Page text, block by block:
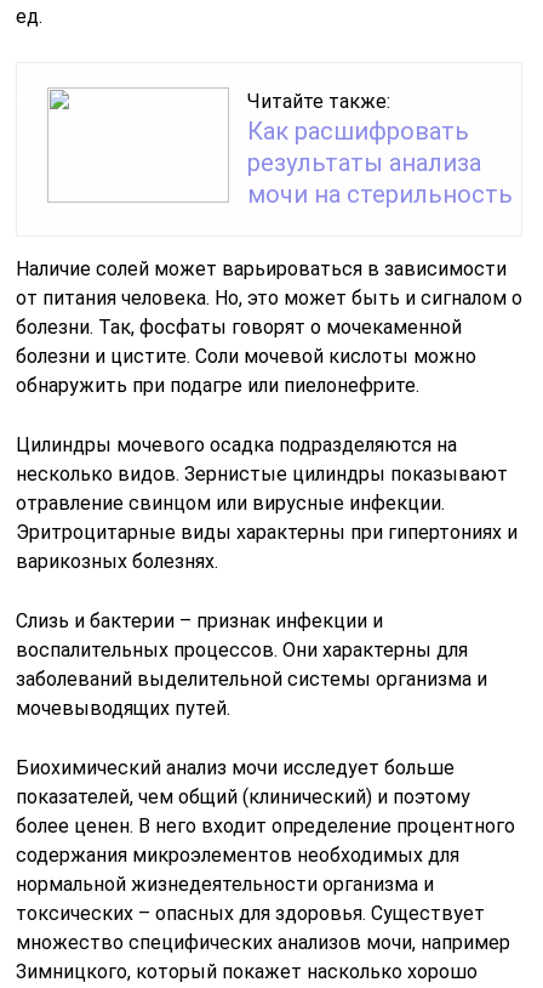
ед.
Читайте также:
Как расшифровать
результаты анализа
мочи на стерильность
Наличие солей может варьироваться в зависимости
от питания человека. Но, это может быть и сигналом о
болезни. Так, фосфаты говорят о мочекаменной
болезни и цистите. Соли мочевой кислоты можно
обнаружить при подагре или пиелонефрите.
Цилиндры мочевого осадка подразделяются на
несколько видов. Зернистые цилиндры показывают
отравление свинцом или вирусные инфекции.
Эритроцитарные виды характерны при гипертониях и
варикозных болезнях.
Слизь и бактерии – признак инфекции и
воспалительных процессов. Они характерны для
заболеваний выделительной системы организма и
мочевыводящих путей.
Биохимический анализ мочи исследует больше
показателей, чем общий (клинический) и поэтому
более ценен. В него входит определение процентного
содержания микроэлементов необходимых для
нормальной жизнедеятельности организма и
токсических – опасных для здоровья. Существует
множество специфических анализов мочи, например
Зимницкого, который покажет насколько хорошо